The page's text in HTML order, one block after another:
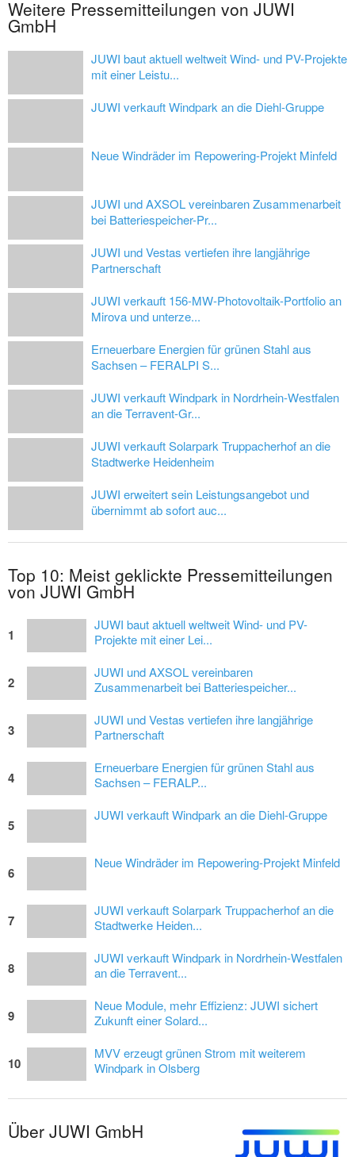
Weitere Pressemitteilungen von JUWI
GmbH
JUWI baut aktuell weltweit Wind- und PV-Projekte
mit einer Leistu...
JUWI verkauft Windpark an die Diehl-Gruppe
Neue Windräder im Repowering-Projekt Minfeld
JUWI und AXSOL vereinbaren Zusammenarbeit
bei Batteriespeicher-Pr...
JUWI und Vestas vertiefen ihre langjährige
Partnerschaft
JUWI verkauft 156-MW-Photovoltaik-Portfolio an
Mirova und unterze...
Erneuerbare Energien für grünen Stahl aus
Sachsen – FERALPI S...
JUWI verkauft Windpark in Nordrhein-Westfalen
an die Terravent-Gr...
JUWI verkauft Solarpark Truppacherhof an die
Stadtwerke Heidenheim
JUWI erweitert sein Leistungsangebot und
übernimmt ab sofort auc...
Top 10: Meist geklickte Pressemitteilungen
von JUWI GmbH
1
JUWI baut aktuell weltweit Wind- und PV-
Projekte mit einer Lei...
2
JUWI und AXSOL vereinbaren
Zusammenarbeit bei Batteriespeicher...
3
JUWI und Vestas vertiefen ihre langjährige
Partnerschaft
4
Erneuerbare Energien für grünen Stahl aus
Sachsen – FERALP...
5
JUWI verkauft Windpark an die Diehl-Gruppe
6
Neue Windräder im Repowering-Projekt Minfeld
7
JUWI verkauft Solarpark Truppacherhof an die
Stadtwerke Heiden...
8
JUWI verkauft Windpark in Nordrhein-Westfalen
an die Terravent...
9
Neue Module, mehr Effizienz: JUWI sichert
Zukunft einer Solard...
10
MVV erzeugt grünen Strom mit weiterem
Windpark in Olsberg
Über JUWI GmbH